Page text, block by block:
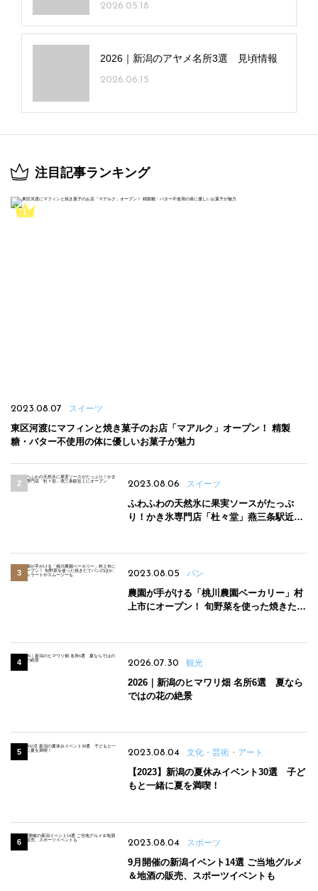
2026.05.18
2026｜新潟のアヤメ名所3選 見頃情報
2026.06.15
注目記事ランキング
2023.08.07 スイーツ
東区河渡にマフィンと焼き菓子のお店「マアルク」オープン！ 精製
糖・バター不使用の体に優しいお菓子が魅力
2023.08.06 スイーツ
ふわふわの天然氷に果実ソースがたっぷ
り！かき氷専門店「杜々堂」燕三条駅近く
2023.08.05 パン
農園が手がける「桃川農園ベーカリー」村
上市にオープン！ 旬野菜を使った焼きたて
2026.07.30 観光
2026｜新潟のヒマワリ畑 名所6選 夏なら
ではの花の絶景
2023.08.04 文化・芸術・アート
【2023】新潟の夏休みイベント30選 子ど
もと一緒に夏を満喫！
2023.08.04 スポーツ
9月開催の新潟イベント14選 ご当地グルメ
＆地酒の販売、スポーツイベントも